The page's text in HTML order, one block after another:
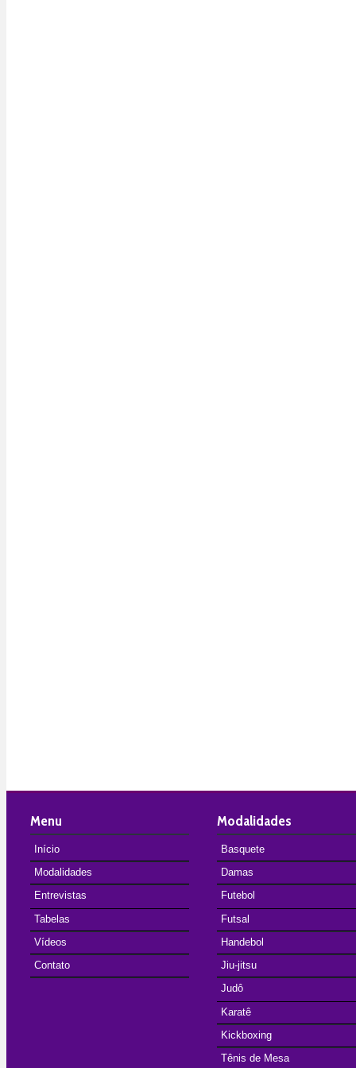
Menu
Início
Modalidades
Entrevistas
Tabelas
Vídeos
Contato
Modalidades
Basquete
Damas
Futebol
Futsal
Handebol
Jiu-jitsu
Judô
Karatê
Kickboxing
Tênis de Mesa